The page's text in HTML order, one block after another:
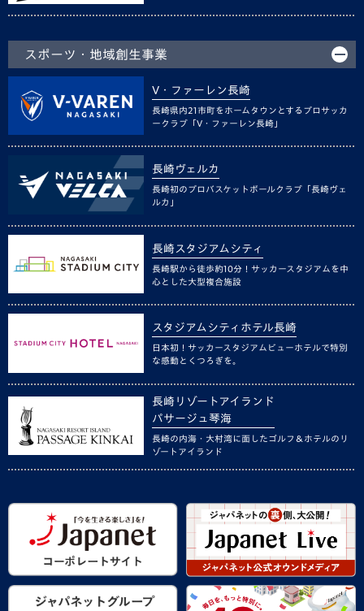
スポーツ・地域創生事業
V・ファーレン長崎
長崎県内21市町をホームタウンとするプロサッカ
ークラブ「V・ファーレン長崎」
長崎ヴェルカ
長崎初のプロバスケットボールクラブ「長崎ヴェ
ルカ」
長崎スタジアムシティ
長崎駅から徒歩約10分！サッカースタジアムを中
心とした大型複合施設
スタジアムシティホテル長崎
日本初！サッカースタジアムビューホテルで特別
な感動とくつろぎを。
長崎リゾートアイランド
パサージュ琴海
長崎の内海・大村湾に面したゴルフ＆ホテルのリ
ゾートアイランド